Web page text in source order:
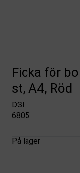
Ficka för
st, A4, Röd
DSI
6805
På lager